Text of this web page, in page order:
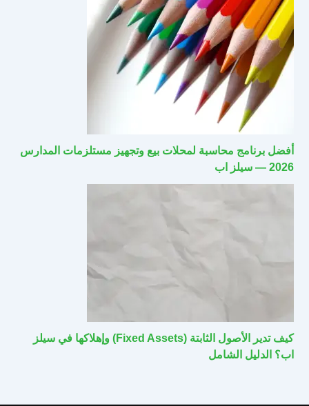
أفضل برنامج محاسبة لمحلات بيع وتجهيز مستلزمات المدارس
2026 — سيلز اب
كيف تدير الأصول الثابتة (Fixed Assets) وإهلاكها في سيلز
اب؟ الدليل الشامل